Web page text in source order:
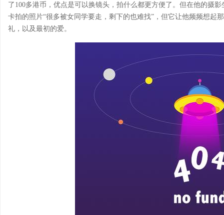
了100多港币，优点是可以换镜头，拍什么都更方便了。但在他的摄
卡拍的照片“很多被女同学要走，剩下的也难找”，但它让他频频想
礼，以及最初的爱。